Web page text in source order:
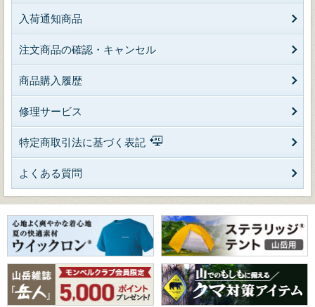
入荷通知商品
注文商品の確認・キャンセル
商品購入履歴
修理サービス
特定商取引法に基づく表記
よくある質問